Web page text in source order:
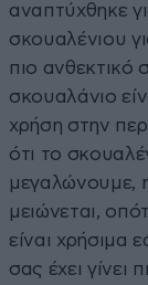
αναπτύχθηκε
σκουαλένιου
πιο ανθεκτικό
σκουαλάνιο
χρήση στην
ότι το
μεγαλώνουμε,
μειώνεται,
είναι χρήσιμα
σας έχει